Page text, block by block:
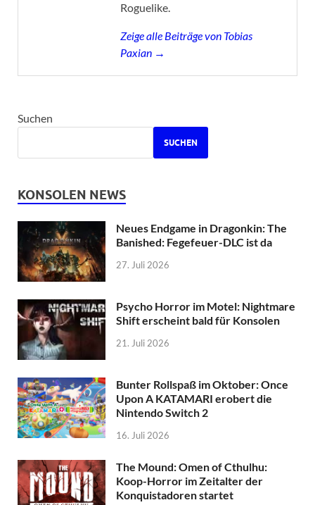
Roguelike.
Zeige alle Beiträge von Tobias
Paxian →
Suchen
SUCHEN
KONSOLEN NEWS
Neues Endgame in Dragonkin: The
Banished: Fegefeuer-DLC ist da
27. Juli 2026
Psycho Horror im Motel: Nightmare
Shift erscheint bald für Konsolen
21. Juli 2026
Bunter Rollspaß im Oktober: Once
Upon A KATAMARI erobert die
Nintendo Switch 2
16. Juli 2026
The Mound: Omen of Cthulhu:
Koop-Horror im Zeitalter der
Konquistadoren startet